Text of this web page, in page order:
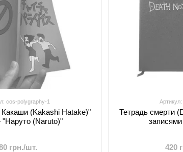
cos-polygraphy-1
Какаши (Kakashi Hatake)"
"Наруто (Naruto)"
грн./шт.
Тетрадь смерти
420